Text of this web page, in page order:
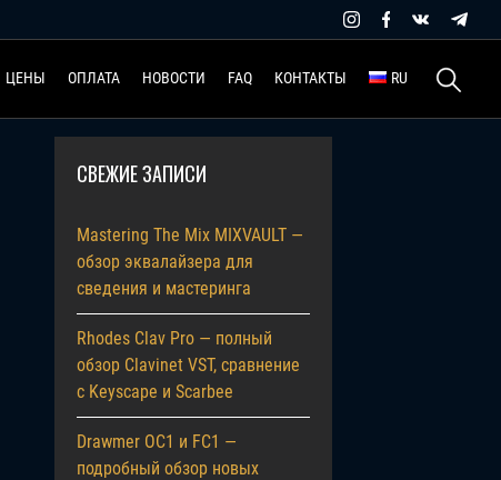
ЦЕНЫ ОПЛАТА НОВОСТИ FAQ КОНТАКТЫ RU Найти:
СВЕЖИЕ ЗАПИСИ
Mastering The Mix MIXVAULT —
обзор эквалайзера для
сведения и мастеринга
Rhodes Clav Pro — полный
обзор Clavinet VST, сравнение
с Keyscape и Scarbee
Drawmer OC1 и FC1 —
подробный обзор новых